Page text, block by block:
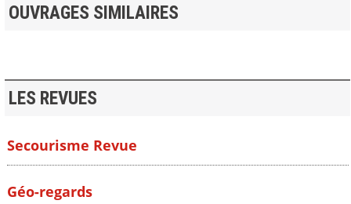
OUVRAGES SIMILAIRES
LES REVUES
Secourisme Revue
Géo-regards